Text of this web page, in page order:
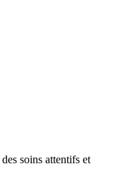
soins attentifs et